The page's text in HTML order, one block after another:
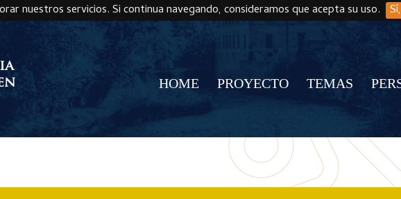
nuestros servicios. Si continua navegando, consideramos que acepta su uso.
HOME PROYECTO TEMAS